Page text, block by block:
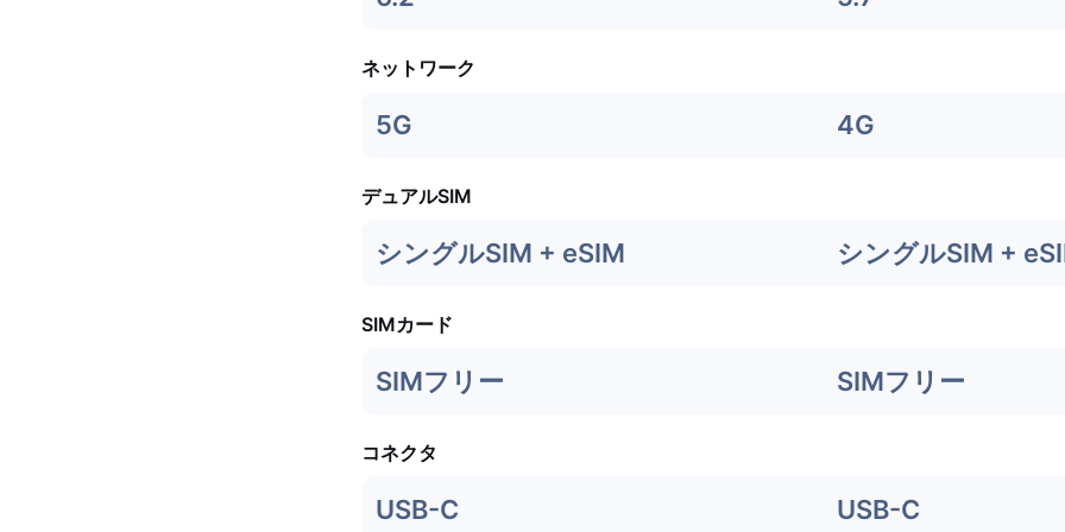
ネットワーク
5G 4G
デュアルSIM
シングルSIM + eSIM シングルSIM +
SIMカード
SIMフリー SIMフリー
コネクタ
USB-C USB-C